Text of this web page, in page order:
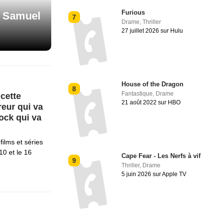
qui va
qui va
et séries
et le 16
7
Furious
Drame, Thriller
27 juillet 2026 sur Hulu
8
House of the Dragon
Fantastique, Drame
21 août 2022 sur HBO
9
Cape Fear - Les Nerfs à vif
Thriller, Drame
5 juin 2026 sur Apple TV